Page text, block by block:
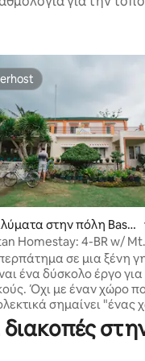
στα 5, 42 κριτικές
στην πόλη Basc
Homestay: 4-BR w/
View
σε μια ξένη
ένα δύσκολο έργο για
Όχι με έναν χώρο
σημαίνει "ένας
Όσο βρίσκεστε
σύντομα θα
διακοπές